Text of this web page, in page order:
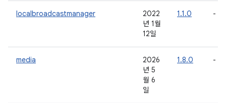
localbroadcastmanager
2022
년 1월
12일
1.1.0 -
media
2026
년 5
월 6
일
1.8.0 -